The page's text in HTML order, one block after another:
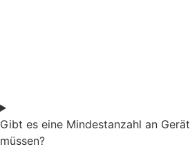
Gibt es eine Mindestanzahl an
müssen?